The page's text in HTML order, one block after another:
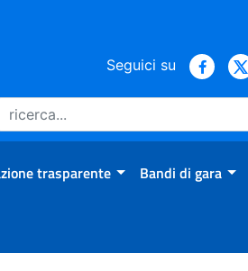
Seguici su
trasparente Bandi di gara